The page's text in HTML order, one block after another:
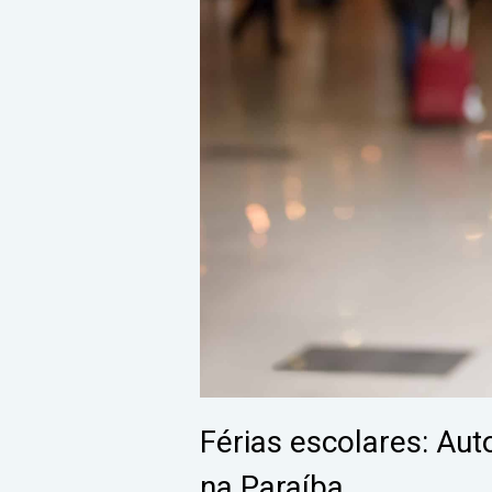
Férias escolares: